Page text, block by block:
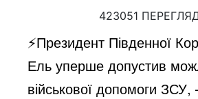
423051
⚡️Президент Південної
Ель уперше допустив
військової допомоги